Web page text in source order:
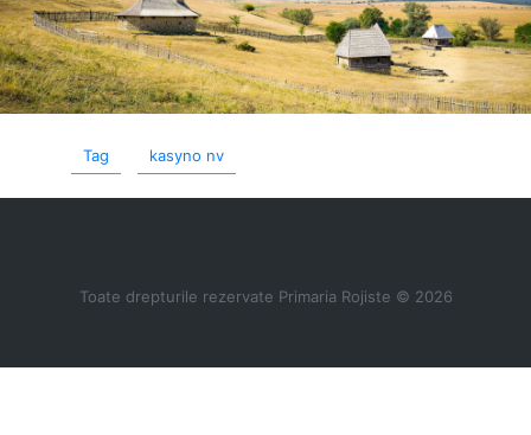
Tag kasyno nv
Toate drepturile rezervate Primaria Rojiste © 2026